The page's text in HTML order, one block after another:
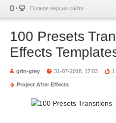
Полная версия сайта
100 Presets
Effects
grin-grey 31-07-2018, 17:03
Project After Effects